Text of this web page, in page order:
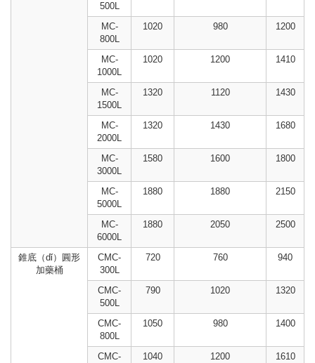
500L
MC-
800L
1020 980 1200
MC-
1000L
1020 1200 1410
MC-
1500L
1320 1120 1430
MC-
2000L
1320 1430 1680
MC-
3000L
1580 1600 1800
MC-
5000L
1880 1880 2150
MC-
6000L
1880 2050 2500
錐底（dǐ）圓形
加藥桶
CMC-
300L
720 760 940
CMC-
500L
790 1020 1320
CMC-
800L
1050 980 1400
CMC-
1040 1200 1610